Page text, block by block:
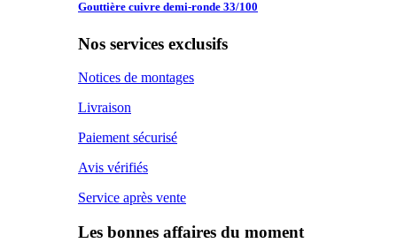
Gouttière cuivre demi-ronde 33/100
Nos services exclusifs
Notices de montages
Livraison
Paiement sécurisé
Avis vérifiés
Service après vente
Les bonnes affaires du moment